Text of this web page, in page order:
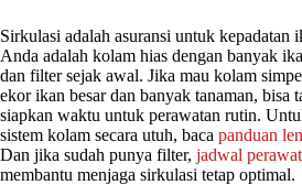
Sirkulasi adalah asuransi untuk kepadatan
Anda adalah kolam hias dengan banyak
dan filter sejak awal. Jika mau kolam
ekor ikan besar dan banyak tanaman, bisa
siapkan waktu untuk perawatan rutin.
sistem kolam secara utuh, baca panduan
Dan jika sudah punya filter, jadwal
membantu menjaga sirkulasi tetap optimal.